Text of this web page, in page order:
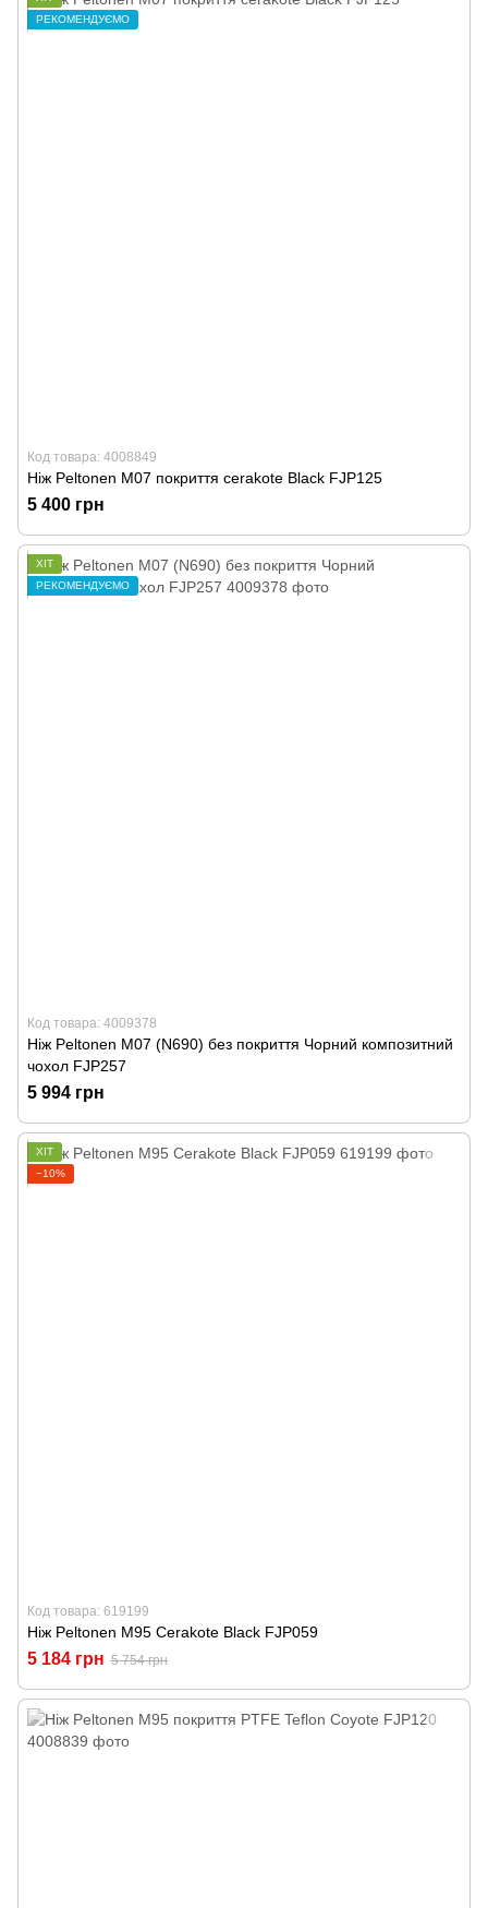
РЕКОМЕНДУЄМО
Код товара: 4008849
Ніж Peltonen M07 покриття cerakote Black FJP125
5 400 грн
ХІТ
РЕКОМЕНДУЄМО
Код товара: 4009378
Ніж Peltonen M07 (N690) без покриття Чорний композитний
чохол FJP257
5 994 грн
ХІТ
−10%
Код товара: 619199
Ніж Peltonen M95 Cerakote Black FJP059
5 184 грн 5 754 грн